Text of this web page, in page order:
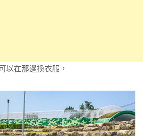
以在那邊換衣服，